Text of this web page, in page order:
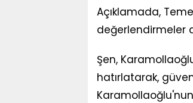
Açıklamada,
değerlendirmeler
Şen,
hatırlatarak,
Karamollaoğlu'nun